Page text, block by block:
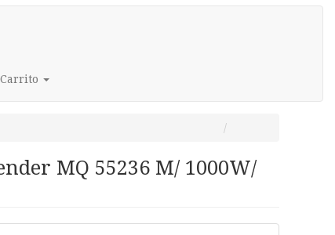
Carrito
MQ 55236 M/ 1000W/